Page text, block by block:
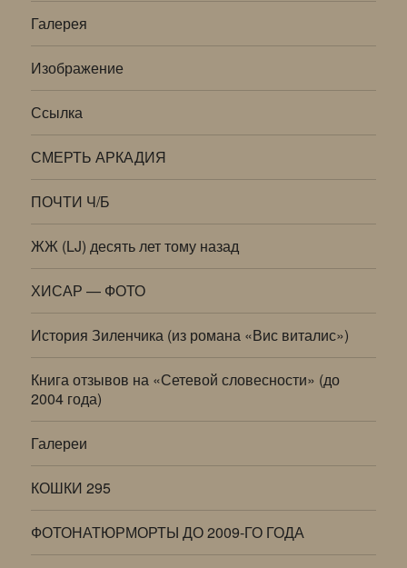
Галерея
Изображение
Ссылка
СМЕРТЬ АРКАДИЯ
ПОЧТИ Ч/Б
ЖЖ (LJ) десять лет тому назад
ХИСАР — ФОТО
История Зиленчика (из романа «Вис виталис»)
Книга отзывов на «Сетевой словесности» (до
2004 года)
Галереи
КОШКИ 295
ФОТОНАТЮРМОРТЫ ДО 2009-ГО ГОДА